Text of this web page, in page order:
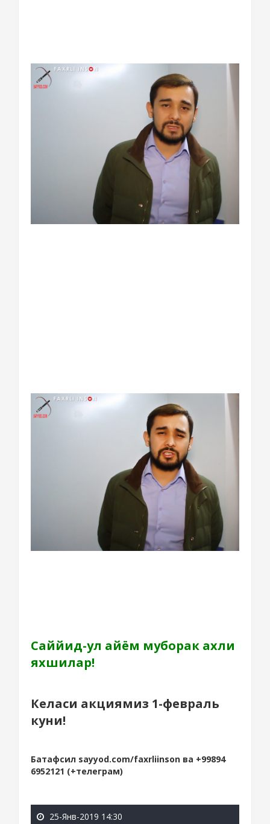
Саййид-ул айём муборак ахли
яхшилар!
Келаси акциямиз 1-февраль
куни!
Батафсил sayyod.com/faxrliinson ва +99894
6952121 (+телеграм)
25-Янв-2019 14:30